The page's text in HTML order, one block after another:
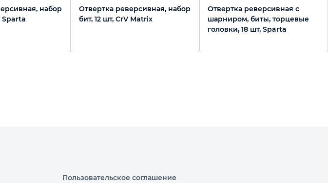
набор
Sparta
Отвертка реверсивная, набор
бит, 12 шт, CrV Matrix
Отвертка реверсивная с
шарниром, биты, торцевые
головки, 18 шт, Sparta
Пользовательское соглашение